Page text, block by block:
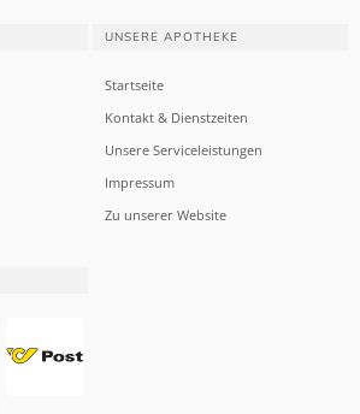
UNSERE APOTHEKE
Startseite
Kontakt & Dienstzeiten
Unsere Serviceleistungen
Impressum
Zu unserer Website